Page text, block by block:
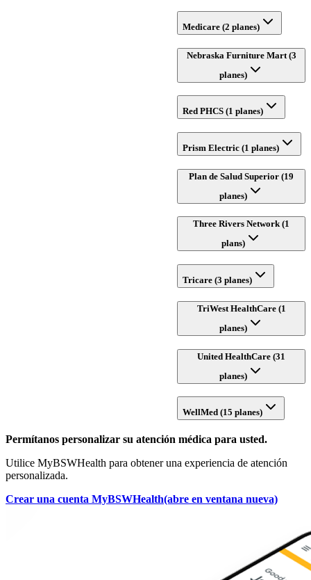
Medicare (2 planes)
Nebraska Furniture Mart (3
planes)
Red PHCS (1 planes)
Prism Electric (1 planes)
Plan de Salud Superior (19
planes)
Three Rivers Network (1
plans)
Tricare (3 planes)
TriWest HealthCare (1
planes)
United HealthCare (31
planes)
WellMed (15 planes)
Permítanos personalizar su atención médica para usted.
Utilice MyBSWHealth para obtener una experiencia de atención
personalizada.
Crear una cuenta MyBSWHealth(abre en ventana nueva)